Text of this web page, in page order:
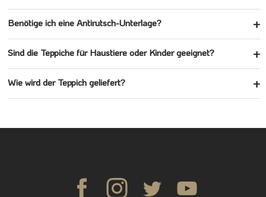
Benötige ich eine Antirutsch-Unterlage?
Sind die Teppiche für Haustiere oder Kinder geeignet?
Wie wird der Teppich geliefert?